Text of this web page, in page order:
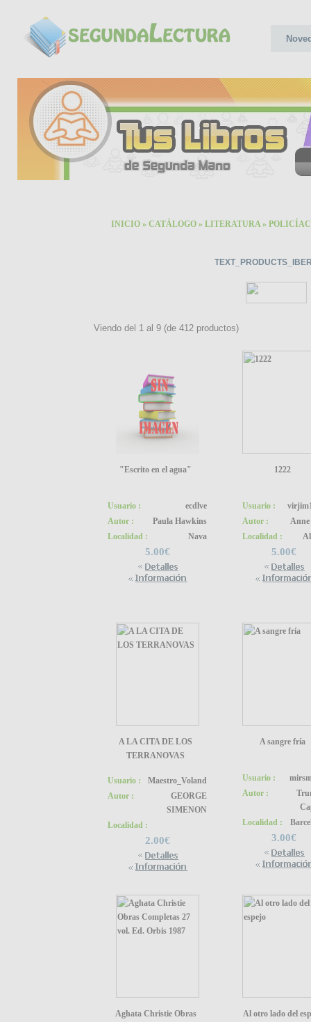
INICIO » CATÁLOGO » LITERATURA»
Viendo del 1 al 9 (de 412 productos)
"Escrito en el agua"
Usuario :
ecdlve
Autor :
Paula Hawkins
Localidad :
Nava
5.00€
1222
Usuario :
Autor :
Localidad :
5.00€
A LA CITA DE LOS
TERRANOVAS
Usuario :
Maestro_Voland
Autor :
GEORGE
SIMENON
Localidad :
2.00€
A sangre fría
Usuario :
Autor :
Localidad :
3.00€
Aghata Christie Obras
Al otro lado del